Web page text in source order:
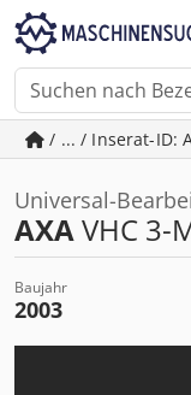
/ ... / Inserat-ID:
Universal-
AXAVHC 3-
Baujahr
2003